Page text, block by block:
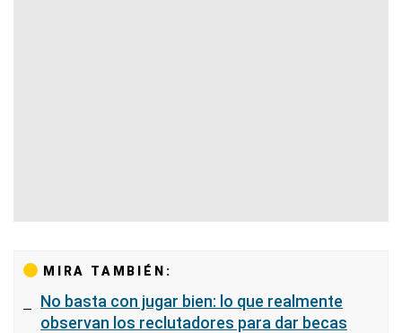
MIRA TAMBIÉN:
No basta con jugar bien: lo que realmente
observan los reclutadores para dar becas